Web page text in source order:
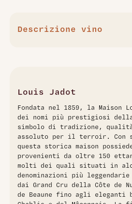
Descrizione vino
sentore di legno dovuto
tannini morbidi e un finale
elegante che esprime al meglio il
Georges e l'esperienza del
Louis Jadot
Fondata nel 1859, la Maison
dei nomi più prestigiosi della
simbolo di tradizione,
assoluto per il terroir. Con
questa storica maison
provenienti da oltre 150
molti dei quali situati in
denominazioni più
dai Grand Cru della Côte de
de Beaune fino agli eleganti